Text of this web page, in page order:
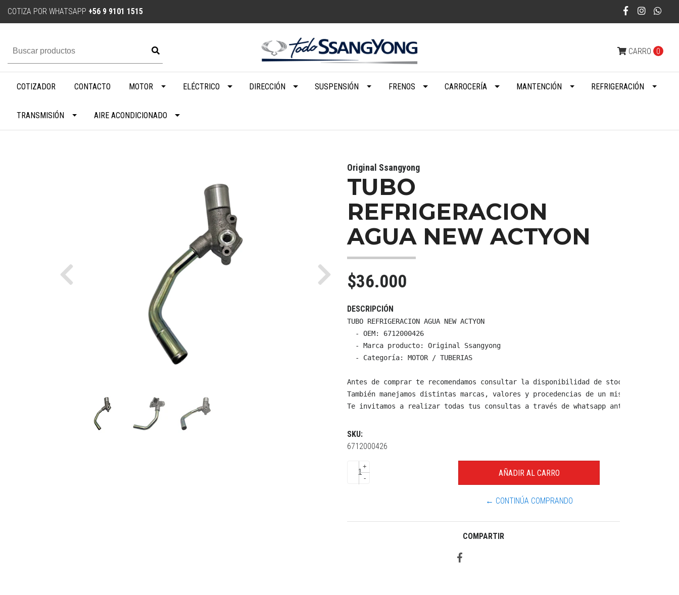
COTIZA POR WHATSAPP +56 9 9101 1515
CARRO 0
COTIZADOR CONTACTO MOTOR ELÉCTRICO DIRECCIÓN SUSPENSIÓN FRENOS CARROCERÍA MANTENCIÓN REFRIGERACIÓN
TRANSMISIÓN AIRE ACONDICIONADO
Previous Next
Original Ssangyong
TUBO
REFRIGERACION
AGUA NEW ACTYON
$36.000
DESCRIPCIÓN
TUBO REFRIGERACION AGUA NEW ACTYON
  - OEM: 6712000426
  - Marca producto: Original Ssangyong
  - Categoría: MOTOR / TUBERIAS
Antes de comprar te recomendamos consultar la disponibilidad de stock y
También manejamos distintas marcas, valores y procedencias de un mismo producto.
Te invitamos a realizar todas tus consultas a través de whatsapp antes de
SKU:
6712000426
+
-
← CONTINÚA COMPRANDO
COMPARTIR